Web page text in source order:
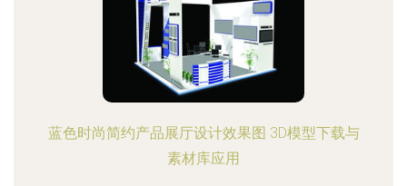
蓝色时尚简约产品展厅设计效果图 3D模型下载与
素材库应用